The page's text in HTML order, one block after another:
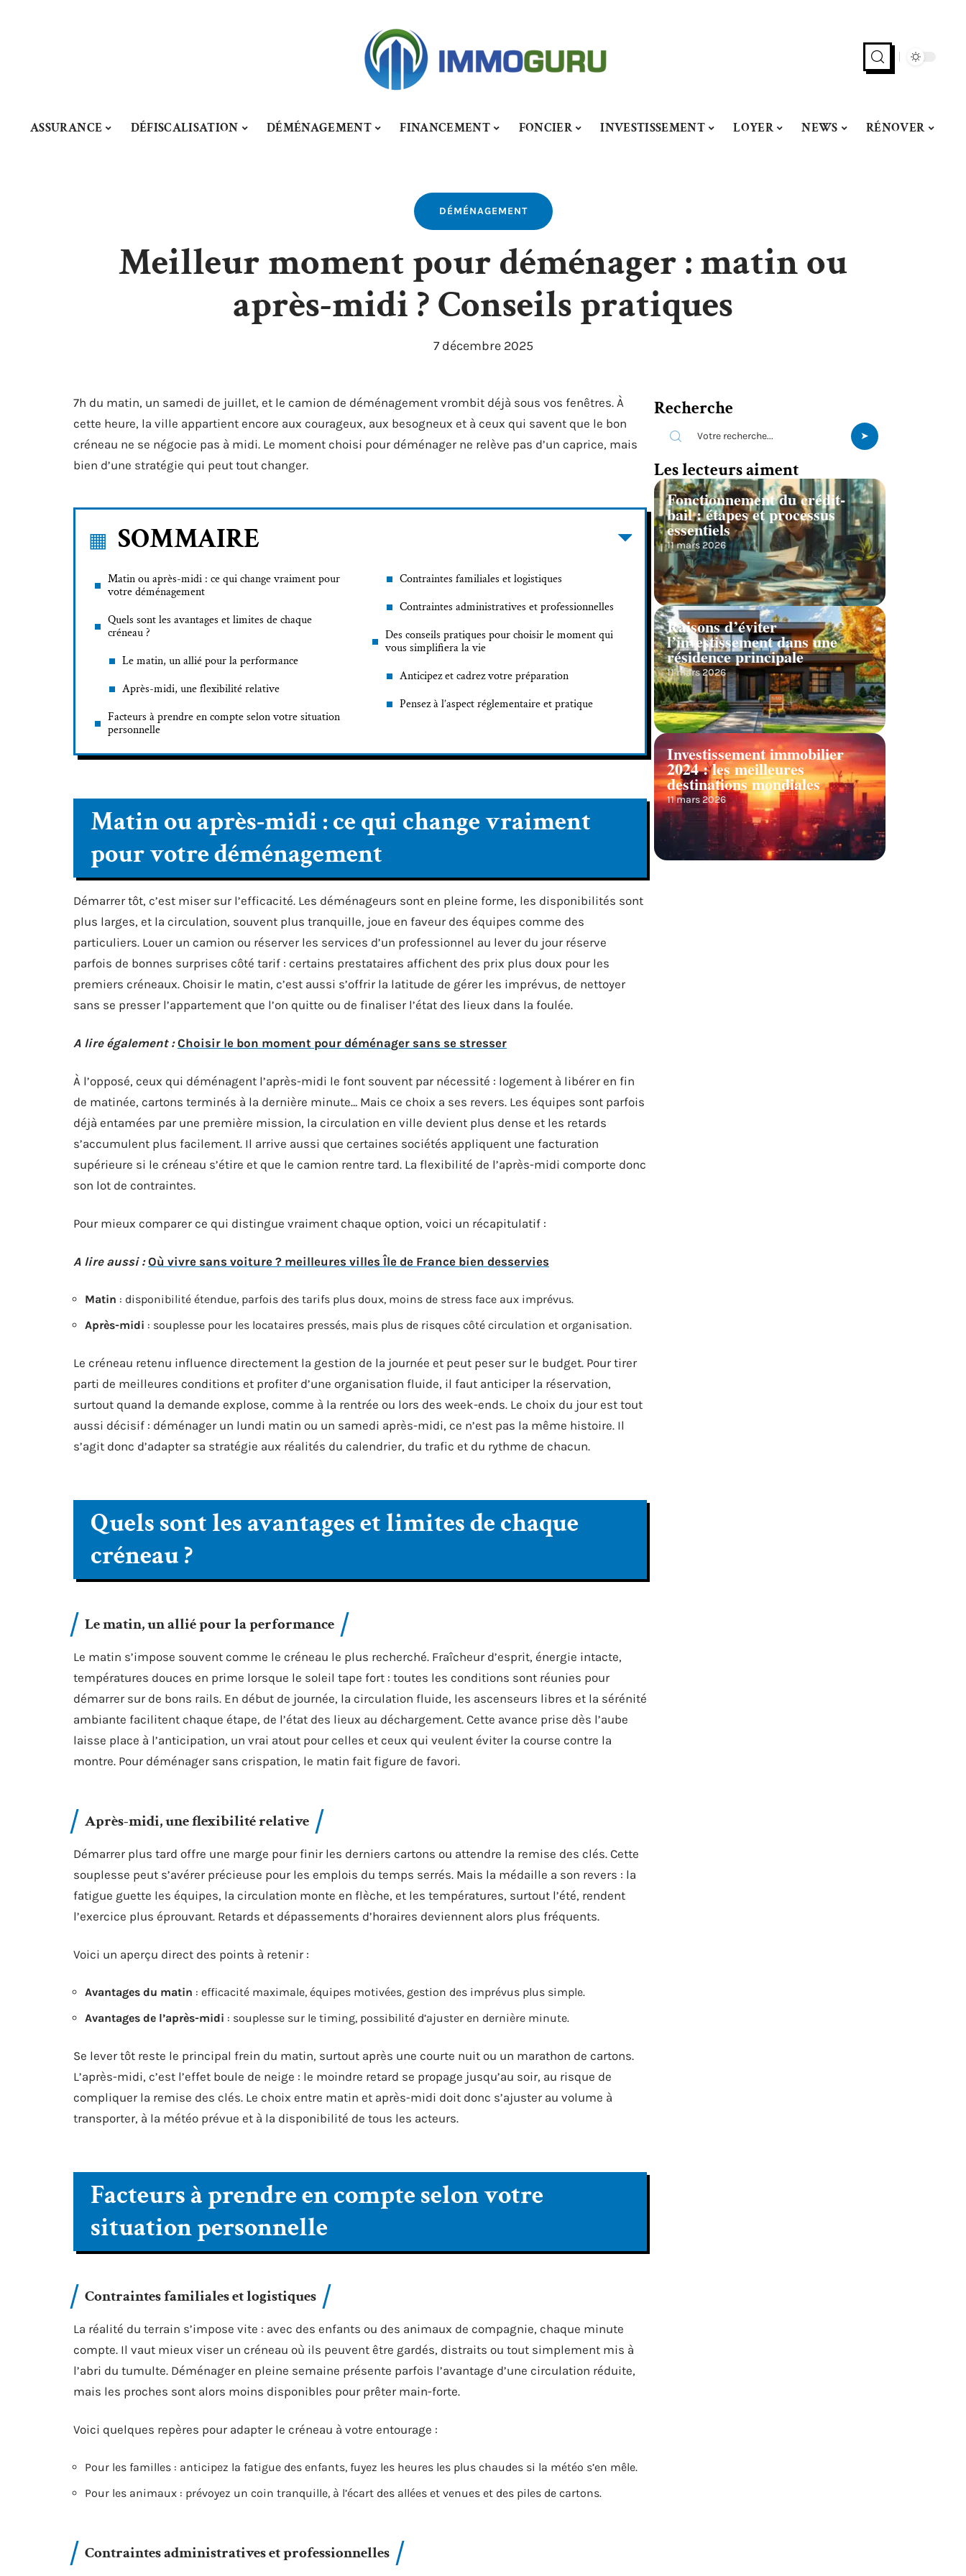
ASSURANCE DÉFISCALISATION DÉMÉNAGEMENT FINANCEMENT FONCIER INVESTISSEMENT LOYER NEWS RÉNOVER
DÉMÉNAGEMENT
Meilleur moment pour déménager : matin ou
après-midi ? Conseils pratiques
7 décembre 2025
7h du matin, un samedi de juillet, et le camion de déménagement vrombit déjà sous vos fenêtres. À
cette heure, la ville appartient encore aux courageux, aux besogneux et à ceux qui savent que le bon
créneau ne se négocie pas à midi. Le moment choisi pour déménager ne relève pas d’un caprice, mais
bien d’une stratégie qui peut tout changer.
SOMMAIRE
Matin ou après-midi : ce qui change vraiment pour
votre déménagement
Quels sont les avantages et limites de chaque
créneau ?
Le matin, un allié pour la performance
Après-midi, une flexibilité relative
Facteurs à prendre en compte selon votre situation
personnelle
Contraintes familiales et logistiques
Contraintes administratives et professionnelles
Des conseils pratiques pour choisir le moment qui
vous simplifiera la vie
Anticipez et cadrez votre préparation
Pensez à l’aspect réglementaire et pratique
Matin ou après-midi : ce qui change vraiment
pour votre déménagement
Démarrer tôt, c’est miser sur l’efficacité. Les déménageurs sont en pleine forme, les disponibilités sont
plus larges, et la circulation, souvent plus tranquille, joue en faveur des équipes comme des
particuliers. Louer un camion ou réserver les services d’un professionnel au lever du jour réserve
parfois de bonnes surprises côté tarif : certains prestataires affichent des prix plus doux pour les
premiers créneaux. Choisir le matin, c’est aussi s’offrir la latitude de gérer les imprévus, de nettoyer
sans se presser l’appartement que l’on quitte ou de finaliser l’état des lieux dans la foulée.
A lire également : Choisir le bon moment pour déménager sans se stresser
À l’opposé, ceux qui déménagent l’après-midi le font souvent par nécessité : logement à libérer en fin
de matinée, cartons terminés à la dernière minute… Mais ce choix a ses revers. Les équipes sont parfois
déjà entamées par une première mission, la circulation en ville devient plus dense et les retards
s’accumulent plus facilement. Il arrive aussi que certaines sociétés appliquent une facturation
supérieure si le créneau s’étire et que le camion rentre tard. La flexibilité de l’après-midi comporte donc
son lot de contraintes.
Pour mieux comparer ce qui distingue vraiment chaque option, voici un récapitulatif :
A lire aussi : Où vivre sans voiture ? meilleures villes Île de France bien desservies
Matin : disponibilité étendue, parfois des tarifs plus doux, moins de stress face aux imprévus.
Après-midi : souplesse pour les locataires pressés, mais plus de risques côté circulation et organisation.
Le créneau retenu influence directement la gestion de la journée et peut peser sur le budget. Pour tirer
parti de meilleures conditions et profiter d’une organisation fluide, il faut anticiper la réservation,
surtout quand la demande explose, comme à la rentrée ou lors des week-ends. Le choix du jour est tout
aussi décisif : déménager un lundi matin ou un samedi après-midi, ce n’est pas la même histoire. Il
s’agit donc d’adapter sa stratégie aux réalités du calendrier, du trafic et du rythme de chacun.
Quels sont les avantages et limites de chaque
créneau ?
Le matin, un allié pour la performance
Le matin s’impose souvent comme le créneau le plus recherché. Fraîcheur d’esprit, énergie intacte,
températures douces en prime lorsque le soleil tape fort : toutes les conditions sont réunies pour
démarrer sur de bons rails. En début de journée, la circulation fluide, les ascenseurs libres et la sérénité
ambiante facilitent chaque étape, de l’état des lieux au déchargement. Cette avance prise dès l’aube
laisse place à l’anticipation, un vrai atout pour celles et ceux qui veulent éviter la course contre la
montre. Pour déménager sans crispation, le matin fait figure de favori.
Après-midi, une flexibilité relative
Démarrer plus tard offre une marge pour finir les derniers cartons ou attendre la remise des clés. Cette
souplesse peut s’avérer précieuse pour les emplois du temps serrés. Mais la médaille a son revers : la
fatigue guette les équipes, la circulation monte en flèche, et les températures, surtout l’été, rendent
l’exercice plus éprouvant. Retards et dépassements d’horaires deviennent alors plus fréquents.
Voici un aperçu direct des points à retenir :
Avantages du matin : efficacité maximale, équipes motivées, gestion des imprévus plus simple.
Avantages de l’après-midi : souplesse sur le timing, possibilité d’ajuster en dernière minute.
Se lever tôt reste le principal frein du matin, surtout après une courte nuit ou un marathon de cartons.
L’après-midi, c’est l’effet boule de neige : le moindre retard se propage jusqu’au soir, au risque de
compliquer la remise des clés. Le choix entre matin et après-midi doit donc s’ajuster au volume à
transporter, à la météo prévue et à la disponibilité de tous les acteurs.
Facteurs à prendre en compte selon votre
situation personnelle
Contraintes familiales et logistiques
La réalité du terrain s’impose vite : avec des enfants ou des animaux de compagnie, chaque minute
compte. Il vaut mieux viser un créneau où ils peuvent être gardés, distraits ou tout simplement mis à
l’abri du tumulte. Déménager en pleine semaine présente parfois l’avantage d’une circulation réduite,
mais les proches sont alors moins disponibles pour prêter main-forte.
Voici quelques repères pour adapter le créneau à votre entourage :
Pour les familles : anticipez la fatigue des enfants, fuyez les heures les plus chaudes si la météo s’en mêle.
Pour les animaux : prévoyez un coin tranquille, à l’écart des allées et venues et des piles de cartons.
Contraintes administratives et professionnelles
Recherche
Les lecteurs aiment
Fonctionnement du crédit-
bail : étapes et processus
essentiels
11 mars 2026
Raisons d’éviter
l’investissement dans une
résidence principale
11 mars 2026
Investissement immobilier
2024 : les meilleures
destinations mondiales
11 mars 2026